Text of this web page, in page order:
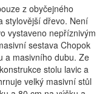
z obyčejného
stylovější dřevo. Není
vystaveno nepříznivým
sestava Chopok
a masivního dubu. Ze
stolu lavic a
velký masivní stůl